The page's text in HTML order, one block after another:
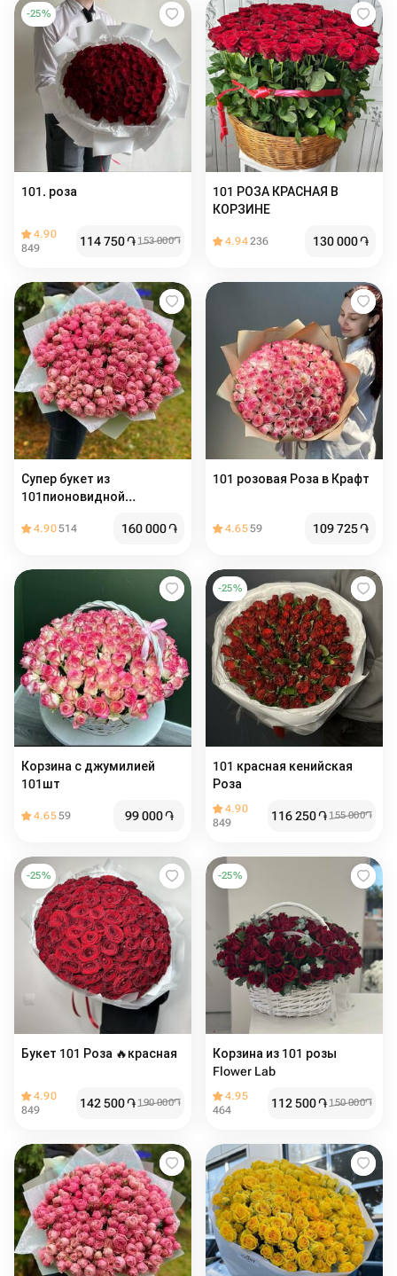
-25%
101. роза
4.90
849
114 750֏ 153 000֏
101 РОЗА КРАСНАЯ В
КОРЗИНЕ
4.94236 130 000֏
Супер букет из
101пионовидной
4.90514 160 000֏
101 розовая Роза в Крафт
4.6559 109 725֏
Корзина с джумилией
101шт
4.6559 99 000֏
-25%
101 красная кенийская
Роза
4.90
849
116 250֏ 155 000֏
-25%
Букет 101 Роза ️‍🔥красная
4.90
849
142 500֏ 190 000֏
-25%
Корзина из 101 розы
Flower Lab
4.95
464
112 500֏ 150 000֏